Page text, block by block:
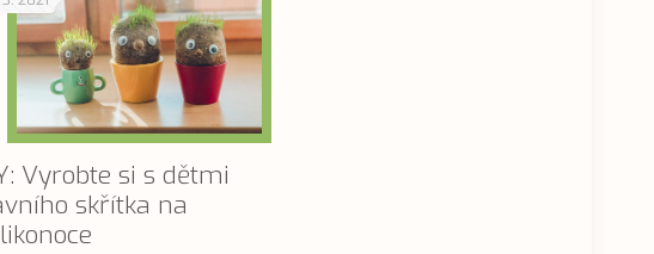
Vyrobte si s dětmi
skřítka na